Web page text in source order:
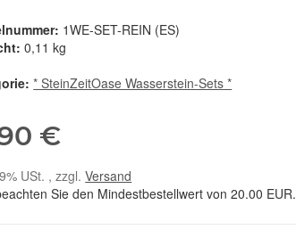
1WE-SET-REIN (ES)
0,11 kg
* SteinZeitOase Wasserstein-Sets *
€
USt. , zzgl.Versand
Sie den Mindestbestellwert von 20.00 EUR.